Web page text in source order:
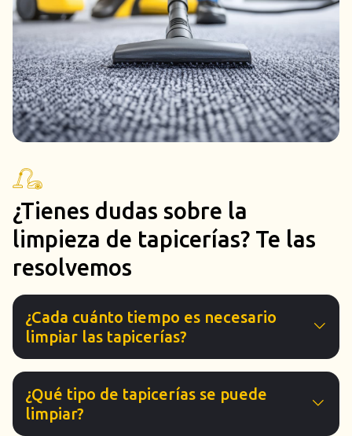
¿Tienes dudas sobre la
limpieza de tapicerías? Te las
resolvemos
¿Cada cuánto tiempo es necesario
limpiar las tapicerías?
¿Qué tipo de tapicerías se puede
limpiar?